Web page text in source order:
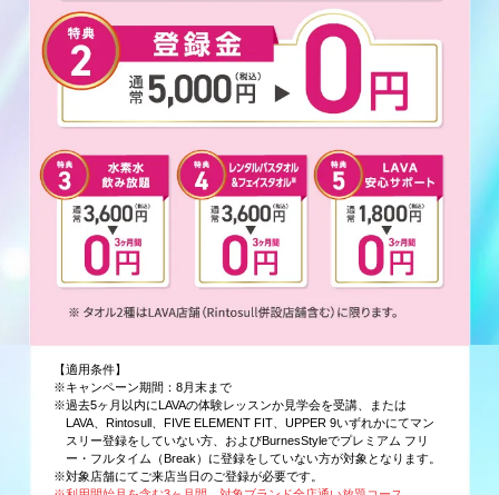
【適用条件】
※キャンペーン期間：8月末まで
※過去5ヶ月以内にLAVAの体験レッスンか見学会を受講、または
LAVA、Rintosull、FIVE ELEMENT FIT、UPPER 9いずれかにてマン
スリー登録をしていない方、およびBurnesStyleでプレミアム フリ
ー・フルタイム（Break）に登録をしていない方が対象となります。
※対象店舗にてご来店当日のご登録が必要です。